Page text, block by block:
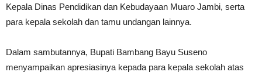
Kepala Dinas Pendidikan dan Kebudayaan Muaro Jambi, serta
para kepala sekolah dan tamu undangan lainnya.
Dalam sambutannya, Bupati Bambang Bayu Suseno
menyampaikan apresiasinya kepada para kepala sekolah atas